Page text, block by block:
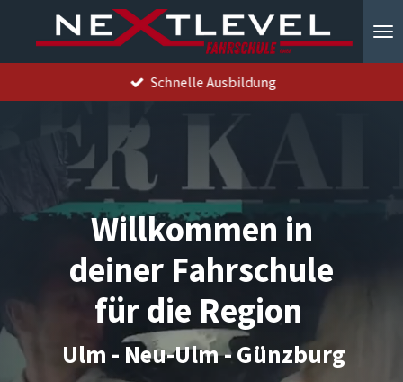
Hauptinhalt
springen
Schnelle Ausbildung
Willkommen in
deiner Fahrschule
für die Region
Ulm - Neu-Ulm - Günzburg